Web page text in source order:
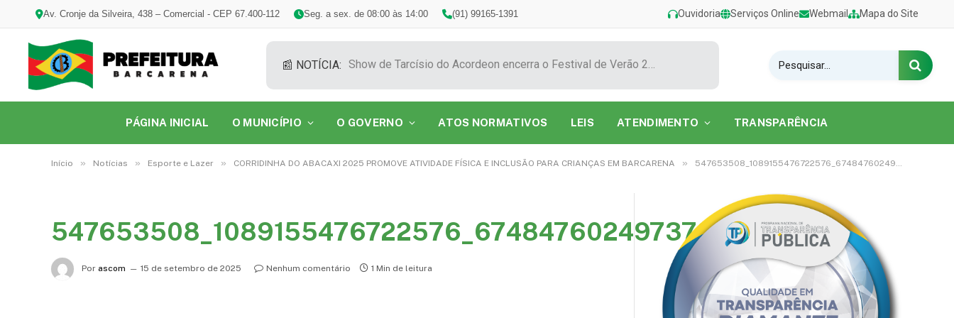
Av. Cronje da Silveira, 438 – Comercial - CEP 67.400-112 Seg. a sex. de 08:00 às 14:00 (91) 99165-1391 Ouvidoria Serviços Online Webmail Mapa do Site
📰 NOTÍCIA: Show de Tarcísio do Acordeon encerra o Festival de Verão 2026 na Praia do Caripi
PÁGINA INICIAL O MUNICÍPIO O GOVERNO ATOS NORMATIVOS LEIS ATENDIMENTO TRANSPARÊNCIA
Início » Notícias » Esporte e Lazer » CORRIDINHA DO ABACAXI 2025 PROMOVE ATIVIDADE FÍSICA E INCLUSÃO PARA CRIANÇAS EM BARCARENA » 547653508_1089155476722576_6748476024973732880_n
547653508_1089155476722576_6748476024973732880_n
Por ascom 15 de setembro de 2025 Nenhum comentário 1 Min de leitura